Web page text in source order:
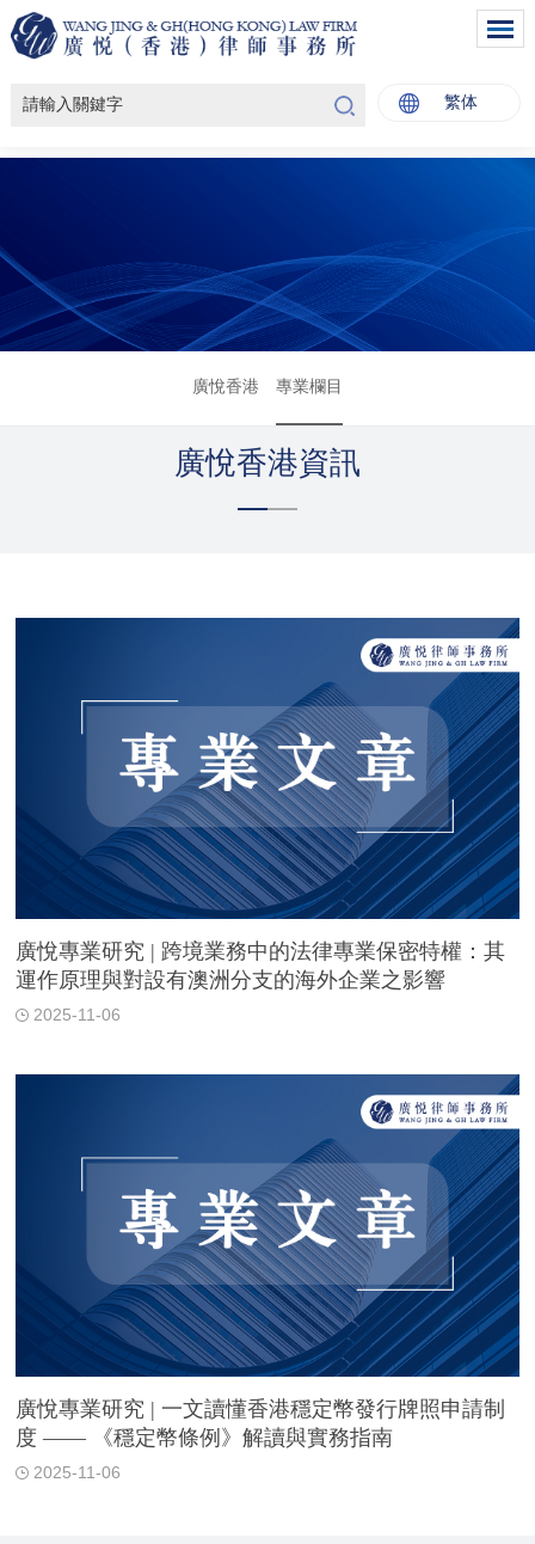
繁体
廣悅香港 專業欄目
廣悅香港資訊
廣悅專業研究 | 跨境業務中的法律專業保密特權：其
運作原理與對設有澳洲分支的海外企業之影響
2025-11-06
廣悅專業研究 | 一文讀懂香港穩定幣發行牌照申請制
度 —— 《穩定幣條例》解讀與實務指南
2025-11-06